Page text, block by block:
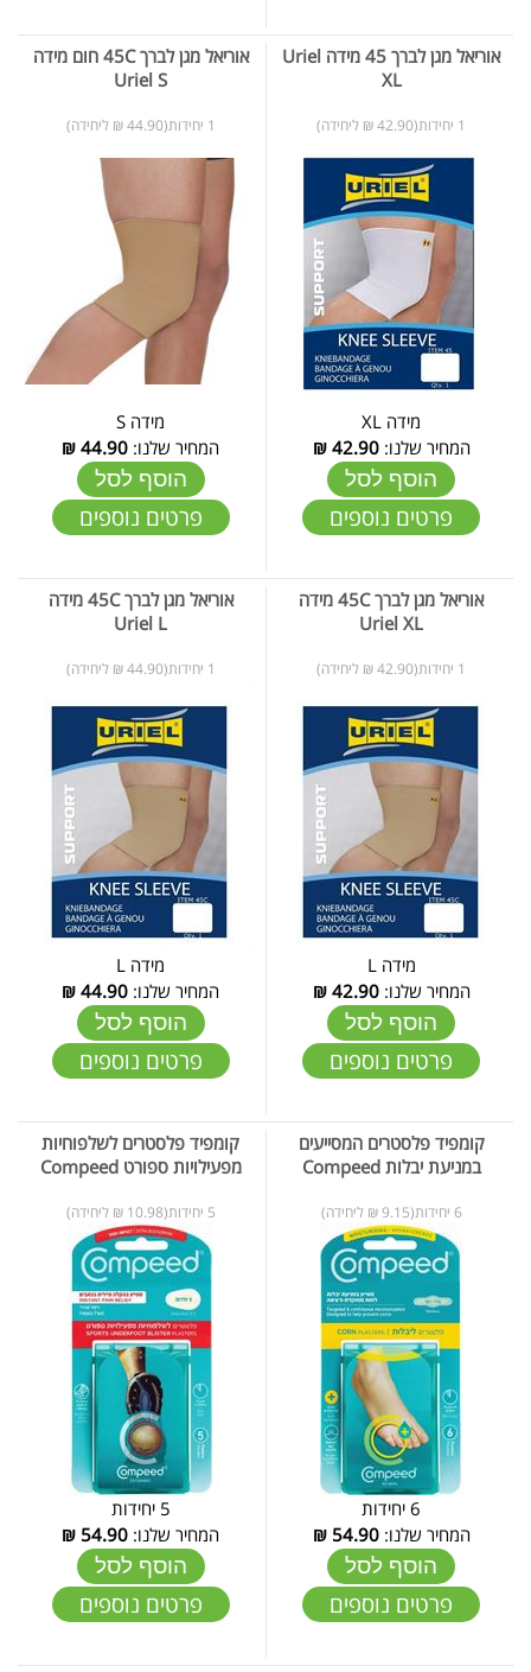
אוריאל מגן לברך 45 מידה Uriel
XL
1 יחידות(42.90 ₪ ליחידה)
מידה XL
המחיר שלנו:42.90
₪
הוסף לסל
פרטים נוספים
אוריאל מגן לברך 45C חום מידה
Uriel S
1 יחידות(44.90 ₪ ליחידה)
מידה S
המחיר שלנו: 44.90
₪
הוסף לסל
פרטים נוספים
אוריאל מגן לברך 45C מידה
Uriel XL
1 יחידות(42.90 ₪ ליחידה)
מידה L
המחיר שלנו:42.90
₪
הוסף לסל
פרטים נוספים
אוריאל מגן לברך 45C מידה
Uriel L
1 יחידות(44.90 ₪ ליחידה)
מידה L
המחיר שלנו: 44.90
₪
הוסף לסל
פרטים נוספים
קומפיד פלסטרים המסייעים
במניעת יבלות Compeed
6 יחידות(9.15 ₪ ליחידה)
6 יחידות
המחיר שלנו:54.90
₪
הוסף לסל
פרטים נוספים
קומפיד פלסטרים לשלפוחיות
מפעילויות ספורט Compeed
5 יחידות(10.98 ₪ ליחידה)
5 יחידות
המחיר שלנו: 54.90
₪
הוסף לסל
פרטים נוספים